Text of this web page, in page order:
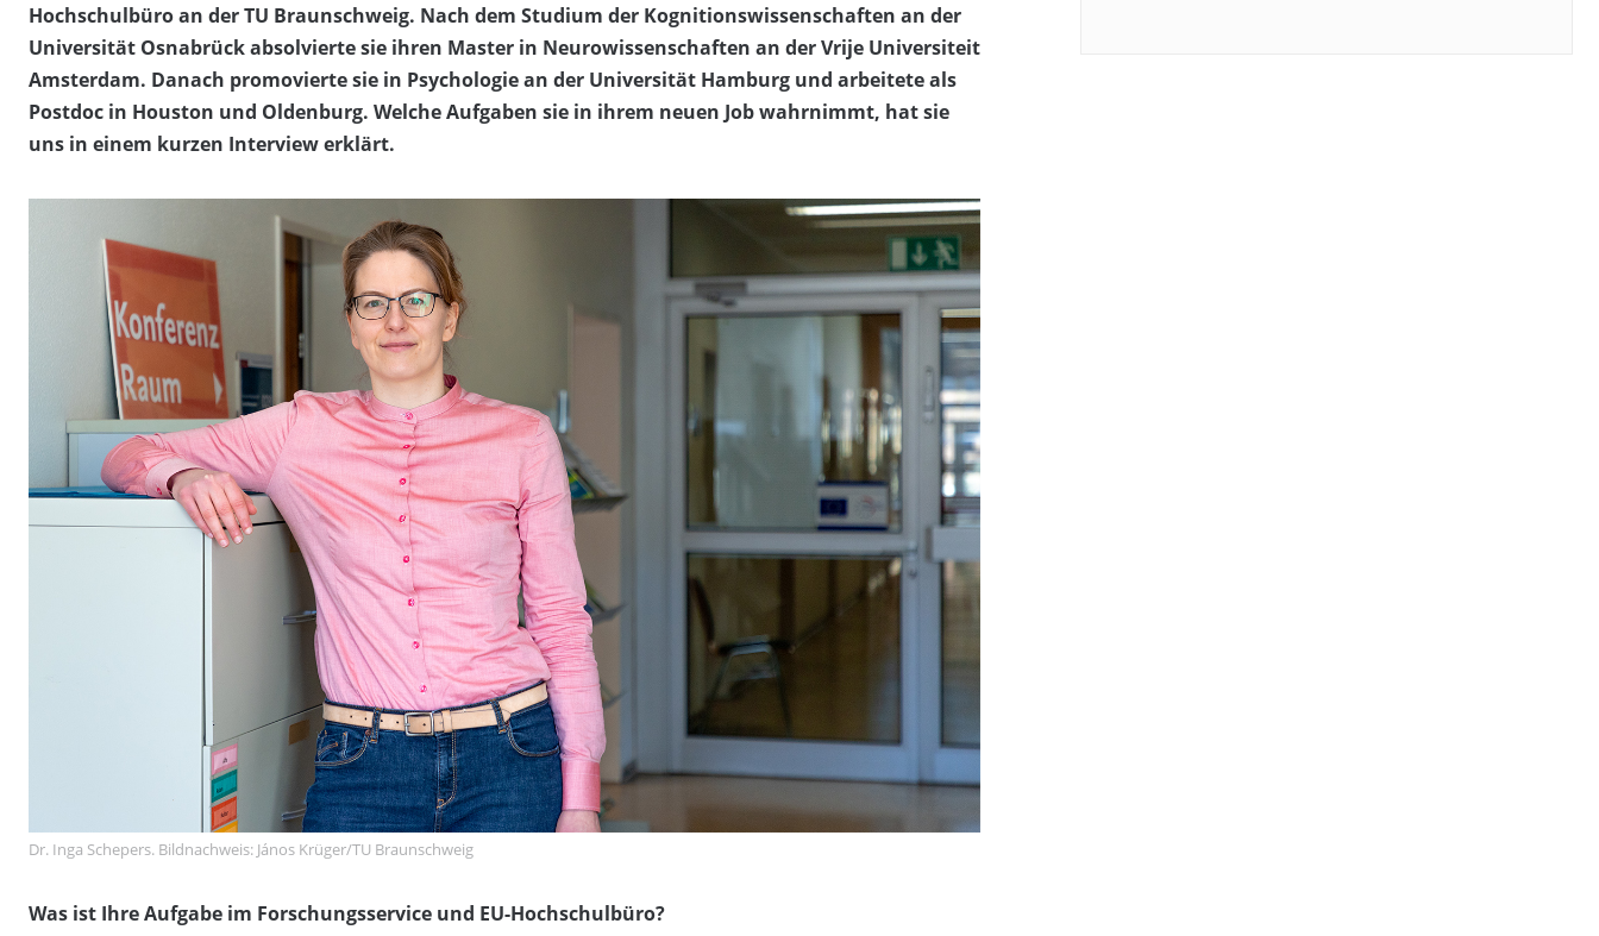
Hochschulbüro an der TU Braunschweig. Nach dem Studium der Kognitionswissenschaften an der
Universität Osnabrück absolvierte sie ihren Master in Neurowissenschaften an der Vrije Universiteit
Amsterdam. Danach promovierte sie in Psychologie an der Universität Hamburg und arbeitete als
Postdoc in Houston und Oldenburg. Welche Aufgaben sie in ihrem neuen Job wahrnimmt, hat sie
uns in einem kurzen Interview erklärt.
Dr. Inga Schepers. Bildnachweis: János Krüger/TU Braunschweig
Was ist Ihre Aufgabe im Forschungsservice und EU-Hochschulbüro?